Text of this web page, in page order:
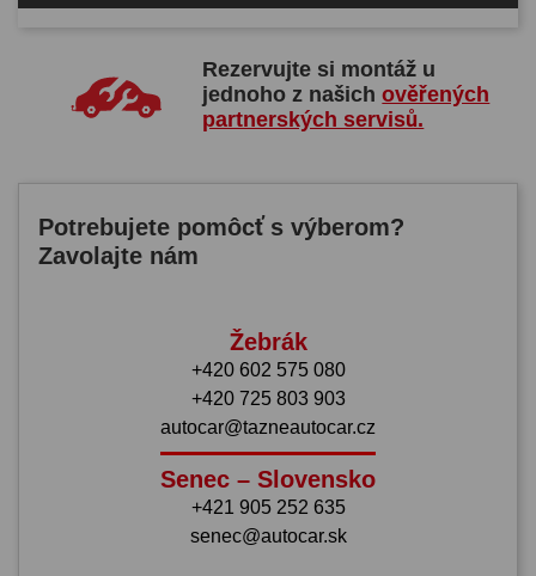
Rezervujte si montáž u
jednoho z našichověřených
partnerských servisů.
Potrebujete pomôcť s výberom?
Zavolajte nám
Žebrák
+420 602 575 080
+420 725 803 903
autocar@tazneautocar.cz
Senec – Slovensko
+421 905 252 635
senec@autocar.sk